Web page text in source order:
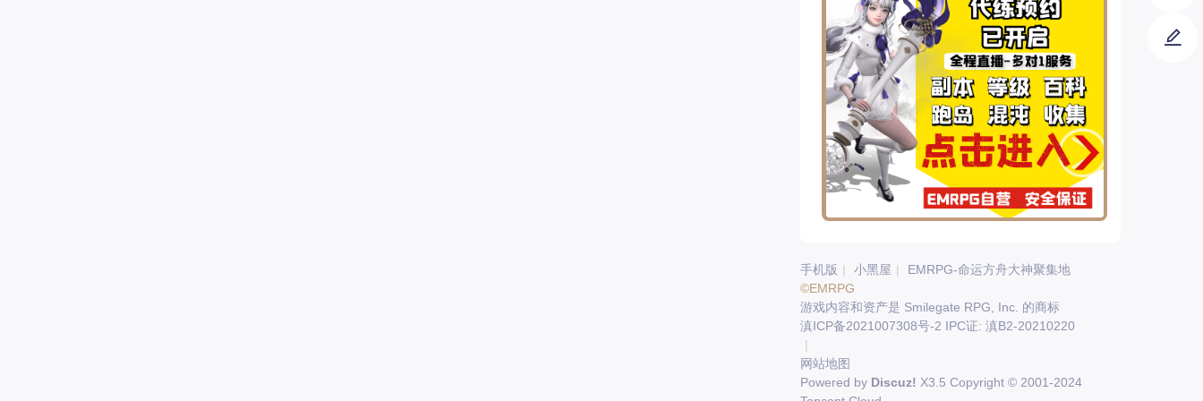
手机版 | 小黑屋 |
EMRPG-命运方舟大神聚集地
©EMRPG
游戏内容和资产是 Smilegate RPG, Inc. 的商标
滇ICP备2021007308号-2 IPC证: 滇B2-20210220
|
网站地图
Powered by Discuz! X3.5 Copyright © 2001-2024